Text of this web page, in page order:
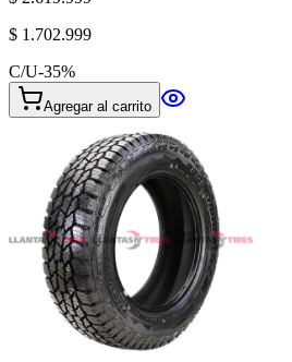
$ 1.702.999
C/U-35%
Agregar al carrito